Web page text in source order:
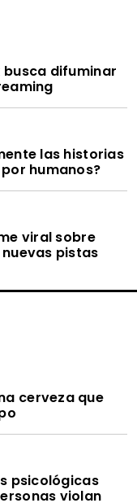
busca difuminar
las historias
humanos?
viral sobre
pistas
cerveza que
psicológicas
violan